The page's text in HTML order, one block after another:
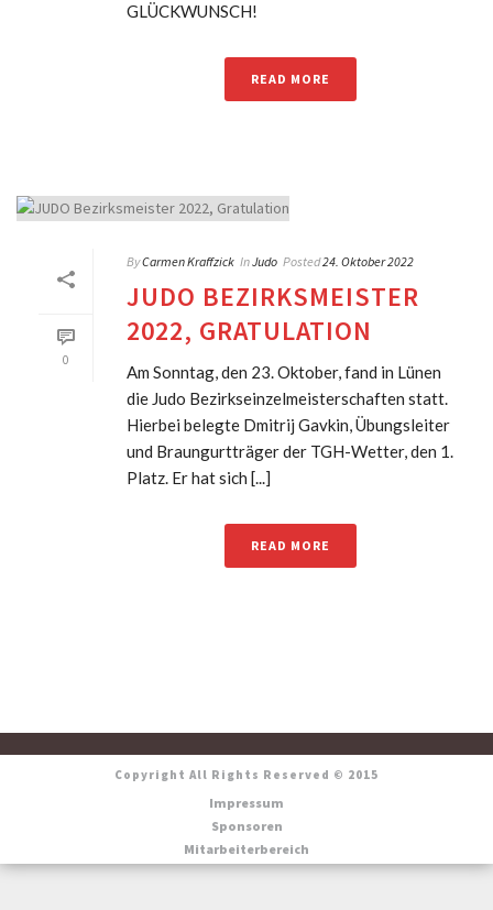
GLÜCKWUNSCH!
READ MORE
0
ByCarmen Kraffzick InJudo Posted24. Oktober 2022
JUDO BEZIRKSMEISTER
2022, GRATULATION
Am Sonntag, den 23. Oktober, fand in Lünen
die Judo Bezirkseinzelmeisterschaften statt.
Hierbei belegte Dmitrij Gavkin, Übungsleiter
und Braungurtträger der TGH-Wetter, den 1.
Platz. Er hat sich [...]
READ MORE
Copyright All Rights Reserved © 2015
Impressum
Sponsoren
Mitarbeiterbereich